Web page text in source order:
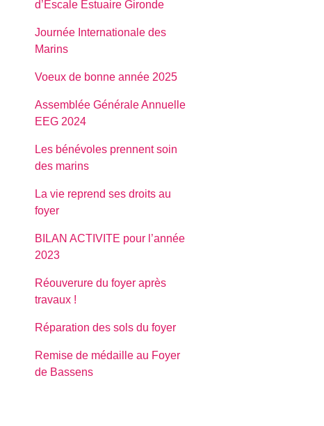
d’Escale Estuaire Gironde
Journée Internationale des
Marins
Voeux de bonne année 2025
Assemblée Générale Annuelle
EEG 2024
Les bénévoles prennent soin
des marins
La vie reprend ses droits au
foyer
BILAN ACTIVITE pour l’année
2023
Réouverure du foyer après
travaux !
Réparation des sols du foyer
Remise de médaille au Foyer
de Bassens